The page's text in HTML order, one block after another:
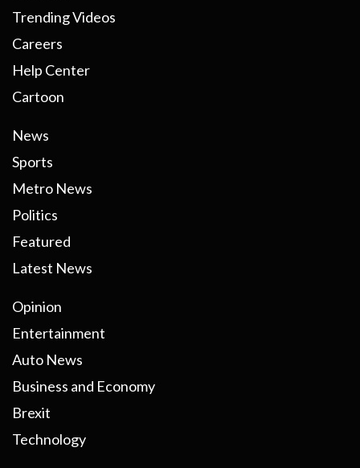
Trending Videos
Careers
Help Center
Cartoon
News
Sports
Metro News
Politics
Featured
Latest News
Opinion
Entertainment
Auto News
Business and Economy
Brexit
Technology